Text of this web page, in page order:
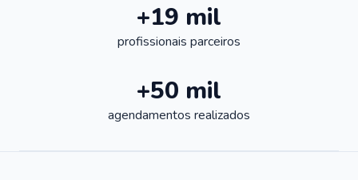
+19 mil
profissionais parceiros
+50 mil
agendamentos realizados